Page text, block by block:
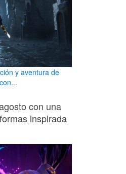
y aventura de
con una
inspirada